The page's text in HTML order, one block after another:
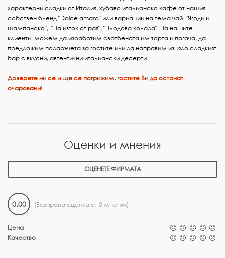
характерни сладки от Италия, хубаво италианско кафе от нашия
собствен бленд "Dolceamaro" или вариации на тема чай "Ягоди и
шампанско", "На изток от рая", "Плодова колада". На нашите
клиенти можем да изработим сватбената им торта и погача, да
предложим подаръчета за гостите или да направим изцяло сладкият
бар с вкусни, автентични италиански десерти.
Доверете ни се и ще се погрижим, гостите Ви да останат
очаровани!
Оценки и мнения
ОЦЕНЕТЕ ФИРМАТА
0.00 (Базирана оценка от 0 мнения)
Цена
Качество